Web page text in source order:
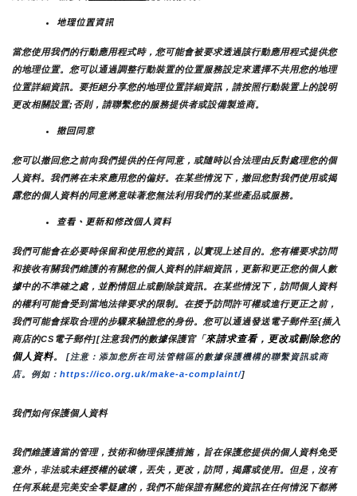
地理位置資訊
當您使用我們的行動應用程式時，您可能會被要求透過該行動應用程式提供您
的地理位置。您可以通過調整行動裝置的位置服務設定來選擇不共用您的地理
位置詳細資訊。要拒絕分享您的地理位置詳細資訊，請按照行動裝置上的說明
更改相關設置;否則，請聯繫您的服務提供者或設備製造商。
撤回同意
您可以撤回您之前向我們提供的任何同意，或隨時以合法理由反對處理您的個
人資料。我們將在未來應用您的偏好。在某些情況下，撤回您對我們使用或揭
露您的個人資料的同意將意味著您無法利用我們的某些產品或服務。
查看、更新和修改個人資料
我們可能會在必要時保留和使用您的資訊，以實現上述目的。您有權要求訪問
和接收有關我們維護的有關您的個人資料的詳細資訊，更新和更正您的個人數
據中的不準確之處，並酌情阻止或刪除該資訊。在某些情況下，訪問個人資料
的權利可能會受到當地法律要求的限制。在授予訪問許可權或進行更正之前，
我們可能會採取合理的步驟來驗證您的身份。您可以通過發送電子郵件至{插入
商店的CS電子郵件][注意我們的數據保護官「來請求查看，更改或刪除您的
個人資料。
[注意：添加您所在司法管轄區的數據保護機構的聯繫資訊或商
店。例如： https://ico.org.uk/make-a-complaint/]
我們如何保護個人資料
我們維護適當的管理，技術和物理保護措施，旨在保護您提供的個人資料免受
意外，非法或未經授權的破壞，丟失，更改，訪問，揭露或使用。但是，沒有
任何系統是完美安全零疑慮的，我們不能保證有關您的資訊在任何情況下都將